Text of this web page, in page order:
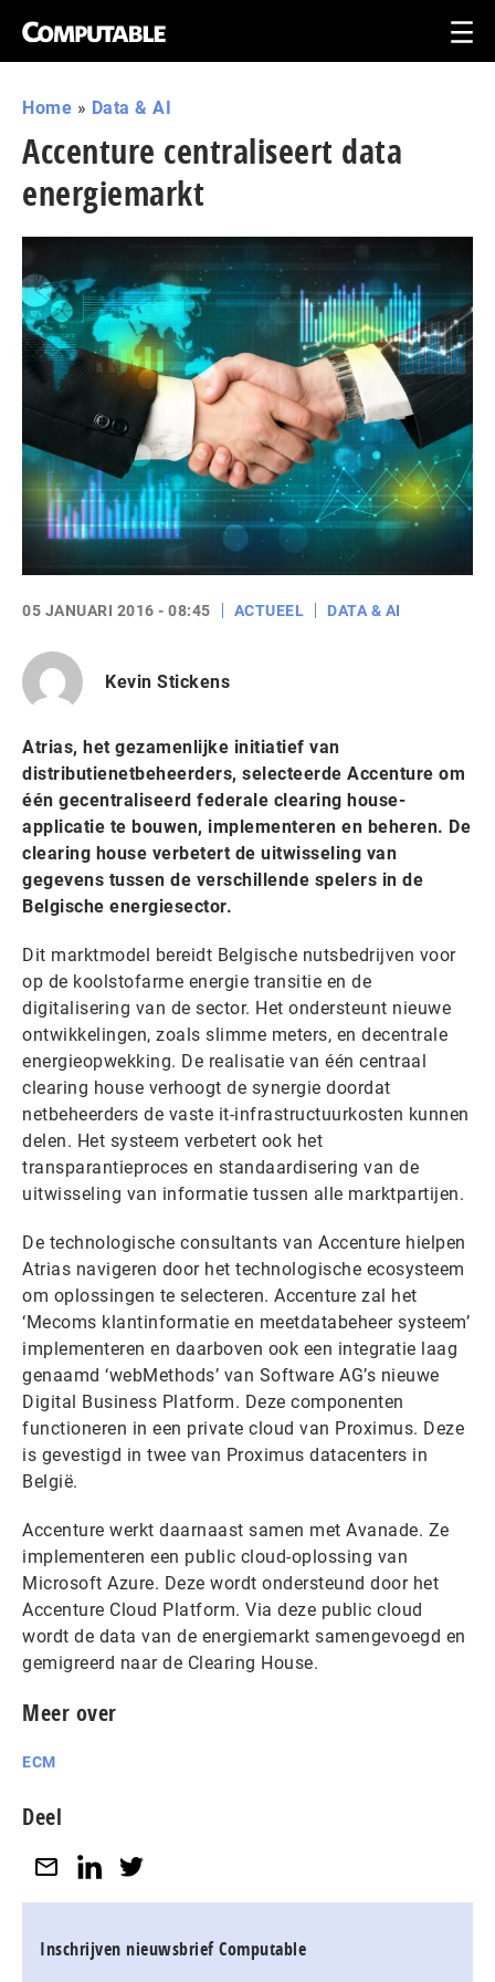
Home » Data & AI
Accenture centraliseert data
energiemarkt
05 JANUARI 2016 - 08:45 ACTUEEL DATA & AI
Kevin Stickens
Atrias, het gezamenlijke initiatief van
distributienetbeheerders, selecteerde Accenture om
één gecentraliseerd federale clearing house-
applicatie te bouwen, implementeren en beheren. De
clearing house verbetert de uitwisseling van
gegevens tussen de verschillende spelers in de
Belgische energiesector.
Dit marktmodel bereidt Belgische nutsbedrijven voor
op de koolstofarme energie transitie en de
digitalisering van de sector. Het ondersteunt nieuwe
ontwikkelingen, zoals slimme meters, en decentrale
energieopwekking. De realisatie van één centraal
clearing house verhoogt de synergie doordat
netbeheerders de vaste it-infrastructuurkosten kunnen
delen. Het systeem verbetert ook het
transparantieproces en standaardisering van de
uitwisseling van informatie tussen alle marktpartijen.
De technologische consultants van Accenture hielpen
Atrias navigeren door het technologische ecosysteem
om oplossingen te selecteren. Accenture zal het
‘Mecoms klantinformatie en meetdatabeheer systeem’
implementeren en daarboven ook een integratie laag
genaamd ‘webMethods’ van Software AG’s nieuwe
Digital Business Platform. Deze componenten
functioneren in een private cloud van Proximus. Deze
is gevestigd in twee van Proximus datacenters in
België.
Accenture werkt daarnaast samen met Avanade. Ze
implementeren een public cloud-oplossing van
Microsoft Azure. Deze wordt ondersteund door het
Accenture Cloud Platform. Via deze public cloud
wordt de data van de energiemarkt samengevoegd en
gemigreerd naar de Clearing House.
Meer over
ECM
Deel
Inschrijven nieuwsbrief Computable